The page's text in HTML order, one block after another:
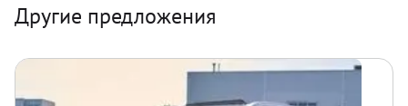
Другие предложения